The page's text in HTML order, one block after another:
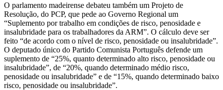
O parlamento madeirense debateu também um Projeto de
Resolução, do PCP, que pede ao Governo Regional um
“Suplemento por trabalho em condições de risco, penosidade e
insalubridade para os trabalhadores da ARM”. O cálculo deve ser
feito “de acordo com o nível de risco, penosidade ou insalubridade”.
O deputado único do Partido Comunista Português defende um
suplemento de “25%, quanto determinado alto risco, penosidade ou
insalubridade”, de “20%, quando determinado médio risco,
penosidade ou insalubridade” e de “15%, quando determinado baixo
risco, penosidade ou insalubridade”.